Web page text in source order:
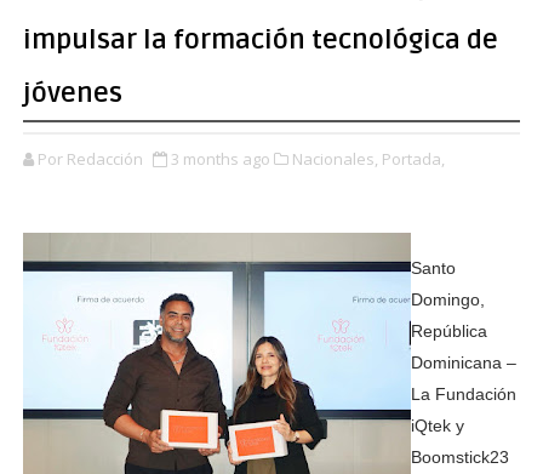
impulsar la formación tecnológica de
jóvenes
Por Redacción 3 months ago Nacionales, Portada,
Santo
Domingo,
República
Dominicana –
La Fundación
iQtek y
Boomstick23